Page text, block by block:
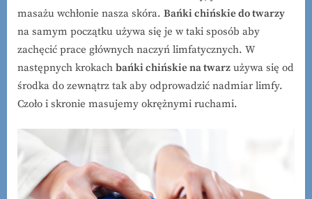
masażu wchłonie nasza skóra. Bańki chińskie do twarzy
na samym początku używa się je w taki sposób aby
zachęcić prace głównych naczyń limfatycznych. W
następnych krokach bańki chińskie na twarz używa się od
środka do zewnątrz tak aby odprowadzić nadmiar limfy.
Czoło i skronie masujemy okrężnymi ruchami.